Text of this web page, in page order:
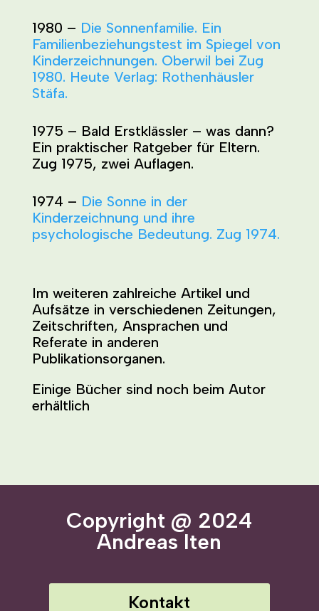
1980 – Die Sonnenfamilie. Ein
Familienbeziehungstest im Spiegel von
Kinderzeichnungen. Oberwil bei Zug
1980. Heute Verlag: Rothenhäusler
Stäfa.
1975 – Bald Erstklässler – was dann?
Ein praktischer Ratgeber für Eltern.
Zug 1975, zwei Auflagen.
1974 – Die Sonne in der
Kinderzeichnung und ihre
psychologische Bedeutung. Zug 1974.
Im weiteren zahlreiche Artikel und
Aufsätze in verschiedenen Zeitungen,
Zeitschriften, Ansprachen und
Referate in anderen
Publikationsorganen.
Einige Bücher sind noch beim Autor
erhältlich
Copyright @ 2024
Andreas Iten
Kontakt